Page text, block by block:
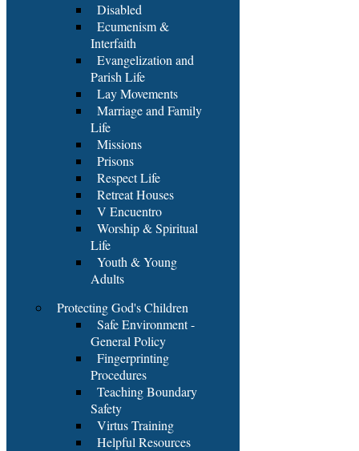
Disabled
Ecumenism &
Interfaith
Evangelization and
Parish Life
Lay Movements
Marriage and Family
Life
Missions
Prisons
Respect Life
Retreat Houses
V Encuentro
Worship & Spiritual
Life
Youth & Young
Adults
Protecting God's Children
Safe Environment -
General Policy
Fingerprinting
Procedures
Teaching Boundary
Safety
Virtus Training
Helpful Resources